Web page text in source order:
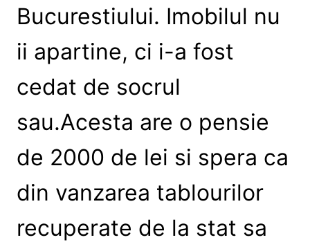
Bucurestiului. Imobilul nu
ii apartine, ci i-a fost
cedat de socrul
sau.Acesta are o pensie
de 2000 de lei si spera ca
din vanzarea tablourilor
recuperate de la stat sa